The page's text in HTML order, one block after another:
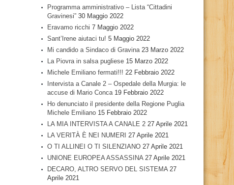
Programma amministrativo – Lista “Cittadini
Gravinesi” 30 Maggio 2022
Eravamo ricchi 7 Maggio 2022
Sant’Irene aiutaci tu! 5 Maggio 2022
Mi candido a Sindaco di Gravina 23 Marzo 2022
La Piovra in salsa pugliese 15 Marzo 2022
Michele Emiliano fermati!!! 22 Febbraio 2022
Intervista a Canale 2 – Ospedale della Murgia: le
accuse di Mario Conca 19 Febbraio 2022
Ho denunciato il presidente della Regione Puglia
Michele Emiliano 15 Febbraio 2022
LA MIA INTERVISTA A CANALE 2 27 Aprile 2021
LA VERITÀ È NEI NUMERI 27 Aprile 2021
O TI ALLINEI O TI SILENZIANO 27 Aprile 2021
UNIONE EUROPEA ASSASSINA 27 Aprile 2021
DECARO, ALTRO SERVO DEL SISTEMA 27
Aprile 2021